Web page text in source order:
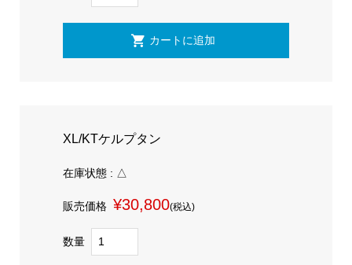
XL/KTケルプタン
在庫状態 : △
販売価格 ¥30,800(税込)
数量